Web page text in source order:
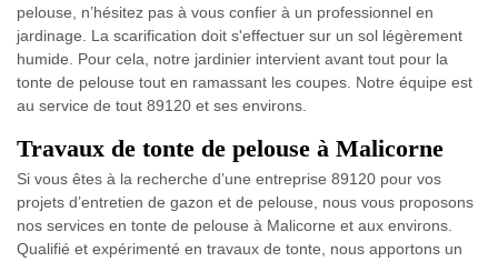
pelouse, n’hésitez pas à vous confier à un professionnel en
jardinage. La scarification doit s'effectuer sur un sol légèrement
humide. Pour cela, notre jardinier intervient avant tout pour la
tonte de pelouse tout en ramassant les coupes. Notre équipe est
au service de tout 89120 et ses environs.
Travaux de tonte de pelouse à Malicorne
Si vous êtes à la recherche d’une entreprise 89120 pour vos
projets d’entretien de gazon et de pelouse, nous vous proposons
nos services en tonte de pelouse à Malicorne et aux environs.
Qualifié et expérimenté en travaux de tonte, nous apportons un